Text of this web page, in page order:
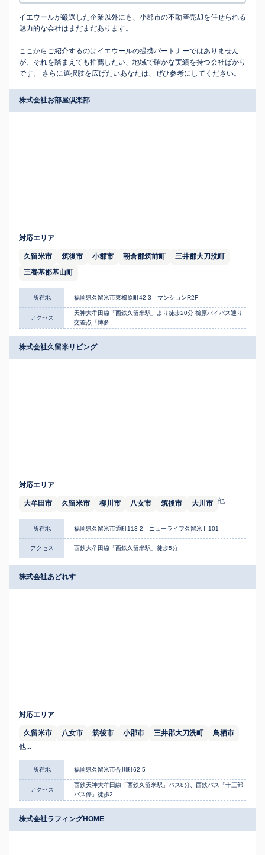
イエウールが厳選した企業以外にも、小郡市の不動産売却を任せられる
魅力的な会社はまだまだあります。
ここからご紹介するのはイエウールの提携パートナーではありません
が、それを踏まえても推薦したい、地域で確かな実績を持つ会社ばかり
です。 さらに選択肢を広げたいあなたは、ぜひ参考にしてください。
株式会社お部屋倶楽部
対応エリア
久留米市 筑後市 小郡市 朝倉郡筑前町
三井郡大刀洗町
三養基郡基山町
所在地 福岡県久留米市東櫛原町42-3 マンションR2F
アクセス
天神大牟田線「西鉄久留米駅」より徒歩20分 櫛原バイパス通り
交差点「博多...
株式会社久留米リビング
対応エリア
大牟田市 久留米市 柳川市 八女市 筑後市 大川市 他...
所在地 福岡県久留米市通町113-2 ニューライフ久留米Ⅱ101
アクセス 西鉄大牟田線「西鉄久留米駅」徒歩5分
株式会社あどれす
対応エリア
久留米市 八女市 筑後市 小郡市 三井郡大刀洗町
鳥栖市
他...
所在地 福岡県久留米市合川町62-5
アクセス
西鉄天神大牟田線「西鉄久留米駅」バス8分、西鉄バス「十三部
バス停」徒歩2...
株式会社ラフィングHOME